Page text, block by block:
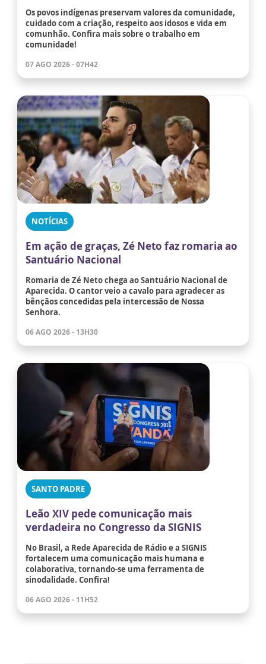
Os povos indígenas preservam valores da comunidade,
cuidado com a criação, respeito aos idosos e vida em
comunhão. Confira mais sobre o trabalho em
comunidade!
07 AGO 2026 - 07H42
NOTÍCIAS
Em ação de graças, Zé Neto faz romaria ao
Santuário Nacional
Romaria de Zé Neto chega ao Santuário Nacional de
Aparecida. O cantor veio a cavalo para agradecer as
bênçãos concedidas pela intercessão de Nossa
Senhora.
06 AGO 2026 - 13H30
SANTO PADRE
Leão XIV pede comunicação mais
verdadeira no Congresso da SIGNIS
No Brasil, a Rede Aparecida de Rádio e a SIGNIS
fortalecem uma comunicação mais humana e
colaborativa, tornando-se uma ferramenta de
sinodalidade. Confira!
06 AGO 2026 - 11H52